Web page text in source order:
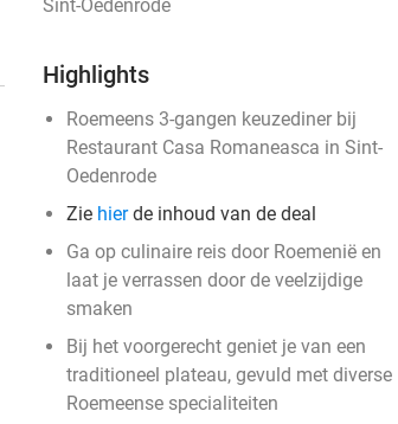
Sint-Oedenrode
Highlights
Roemeens 3-gangen keuzediner bij
Restaurant Casa Romaneasca in Sint-
Oedenrode
Zie hierde inhoud van de deal
Ga op culinaire reis door Roemenië en
laat je verrassen door de veelzijdige
smaken
Bij het voorgerecht geniet je van een
traditioneel plateau, gevuld met diverse
Roemeense specialiteiten